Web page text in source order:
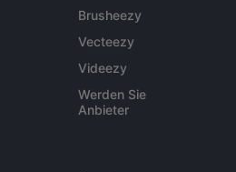
Brusheezy
Vecteezy
Videezy
Werden Sie
Anbieter